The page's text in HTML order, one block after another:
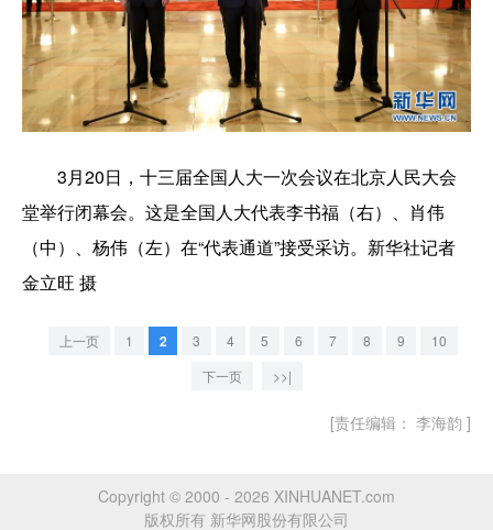
3月20日，十三届全国人大一次会议在北京人民大会
堂举行闭幕会。这是全国人大代表李书福（右）、肖伟
（中）、杨伟（左）在“代表通道”接受采访。新华社记者
金立旺 摄
上一页 1 2 3 4 5 6 7 8 9
10
下一页
>>|
[责任编辑： 李海韵 ]
Copyright © 2000 - 2026 XINHUANET.com
版权所有 新华网股份有限公司